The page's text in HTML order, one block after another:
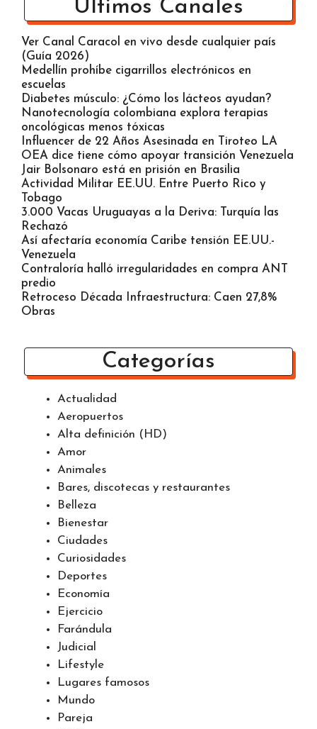
Últimos Canales
Ver Canal Caracol en vivo desde cualquier país
(Guía 2026)
Medellín prohíbe cigarrillos electrónicos en
escuelas
Diabetes músculo: ¿Cómo los lácteos ayudan?
Nanotecnología colombiana explora terapias
oncológicas menos tóxicas
Influencer de 22 Años Asesinada en Tiroteo LA
OEA dice tiene cómo apoyar transición Venezuela
Jair Bolsonaro está en prisión en Brasilia
Actividad Militar EE.UU. Entre Puerto Rico y
Tobago
3.000 Vacas Uruguayas a la Deriva: Turquía las
Rechazó
Así afectaría economía Caribe tensión EE.UU.-
Venezuela
Contraloría halló irregularidades en compra ANT
Obras
Categorías
Actualidad
Aeropuertos
Alta definición (HD)
Amor
Animales
Bares, discotecas y restaurantes
Belleza
Bienestar
Ciudades
Curiosidades
Deportes
Economía
Ejercicio
Farándula
Judicial
Lifestyle
Lugares famosos